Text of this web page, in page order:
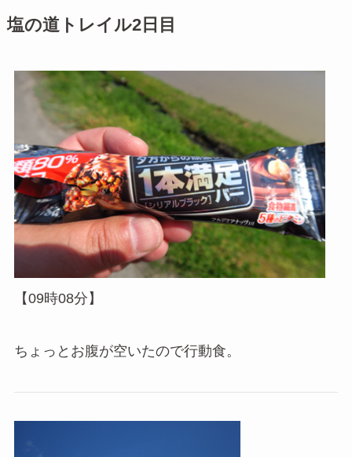
塩の道トレイル2日目
【09時08分】
ちょっとお腹が空いたので行動食。